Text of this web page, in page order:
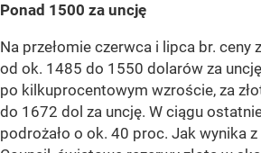
Ponad 1500 za uncję
Na przełomie czerwca i lipca br. ceny
od ok. 1485 do 1550 dolarów za
po kilkuprocentowym wzroście, za
do 1672 dol za uncję. W ciągu
podrożało o ok. 40 proc. Jak wynika